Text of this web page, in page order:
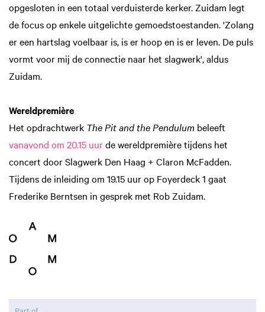
opgesloten in een totaal verduisterde kerker. Zuidam legt
de focus op enkele uitgelichte gemoedstoestanden. 'Zolang
er een hartslag voelbaar is, is er hoop en is er leven. De puls
vormt voor mij de connectie naar het slagwerk', aldus
Zuidam.
Wereldpremière
Het opdrachtwerk The Pit and the Pendulum beleeft
vanavond om 20.15 uurde wereldpremière tijdens het
concert door Slagwerk Den Haag + Claron McFadden.
Tijdens de inleiding om 19.15 uur op Foyerdeck 1 gaat
Frederike Berntsen in gesprek met Rob Zuidam.